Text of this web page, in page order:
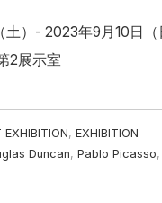
）- 2023年9月10日（
2展示室
EXHIBITION, EXHIBITION
Duncan, Pablo Picasso,